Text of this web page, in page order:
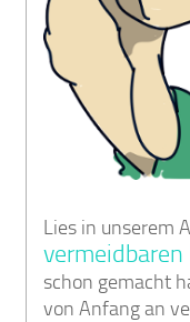
Lies in unserem
vermeidbaren
schon gemacht
von Anfang an